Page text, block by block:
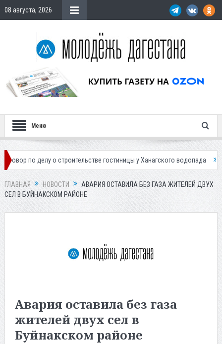
08 августа, 2026
Меню
делу о строительстве гостиницы у Ханагского водопада Власти
ГЛАВНАЯ НОВОСТИ
АВАРИЯ ОСТАВИЛА БЕЗ ГАЗА ЖИТЕЛЕЙ ДВУХ
СЕЛ В БУЙНАКСКОМ РАЙОНЕ
Авария оставила без газа
жителей двух сел в
Буйнакском районе